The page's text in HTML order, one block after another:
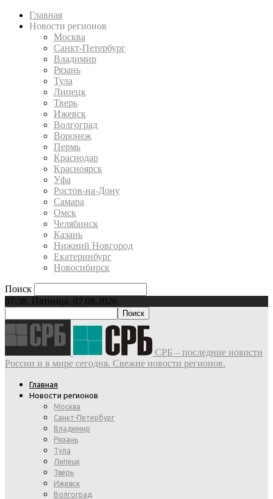
Главная
Новости регионов
Москва
Санкт-Петербург
Владимир
Рязань
Тула
Липецк
Тверь
Ижевск
Волгоград
Воронеж
Пермь
Краснодар
Красноярск
Уфа
Ростов-на-Дону
Самара
Омск
Челябинск
Казань
Нижний Новгород
Екатеринбург
Новосибирск
Поиск
07:38, Пятница, 07.08.2026
СРБ – последние новости
России и в мире сегодня. Свежие новости регионов.
Главная
Новости регионов
Москва
Санкт-Петербург
Владимир
Рязань
Тула
Липецк
Тверь
Ижевск
Волгоград